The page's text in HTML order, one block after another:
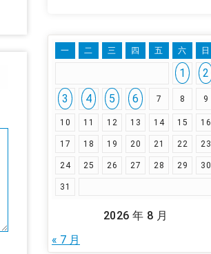
2026 年 8 月
一 二 三 四 五 六 日
1
2
3
4 5 6 7 8 9
10 11 12 13 14 15 16
17 18 19 20 21 22 23
24 25 26 27 28 29 30
31
« 7 月